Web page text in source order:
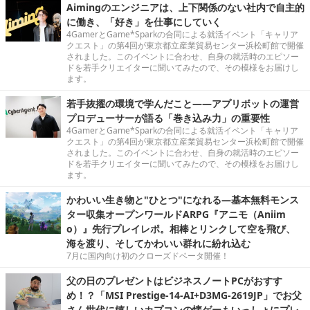
Aimingのエンジニアは、上下関係のない社内で自主的
に働き、「好き」を仕事にしていく
4GamerとGame*Sparkの合同による就活イベント「キャリア
クエスト」の第4回が東京都立産業貿易センター浜松町館で開催
されました。このイベントに合わせ、自身の就活時のエピソー
ドを若手クリエイターに聞いてみたので、その模様をお届けし
ます。
若手抜擢の環境で学んだこと――アプリボットの運営
プロデューサーが語る「巻き込み力」の重要性
4GamerとGame*Sparkの合同による就活イベント「キャリア
クエスト」の第4回が東京都立産業貿易センター浜松町館で開催
されました。このイベントに合わせ、自身の就活時のエピソー
ドを若手クリエイターに聞いてみたので、その模様をお届けし
ます。
かわいい生き物と"ひとつ"になれる―基本無料モンス
ター収集オープンワールドARPG『アニモ（Aniim
o）』先行プレイレポ。相棒とリンクして空を飛び、
海を渡り、そしてかわいい群れに紛れ込む
7月に国内向け初のクローズドベータ開催！
父の日のプレゼントはビジネスノートPCがおすす
め！？「MSI Prestige-14-AI+D3MG-2619JP」でお父